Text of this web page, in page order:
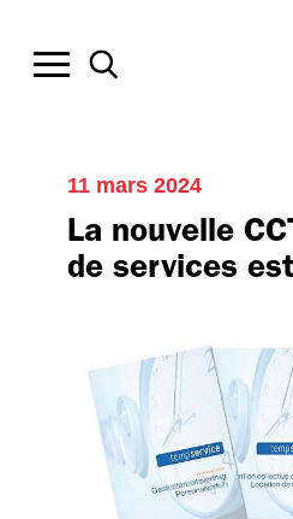
11 mars 2024
La nouvelle
de services